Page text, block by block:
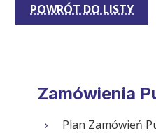
POWRÓT DO LISTY
Zamówienia
Plan Zamówień